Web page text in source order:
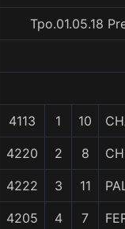
Tpo.01.05.18
4113 1 10
4220 2 8
4222 3 11
4205 4 7